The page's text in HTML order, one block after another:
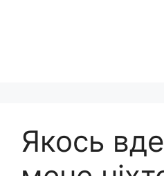
Якось